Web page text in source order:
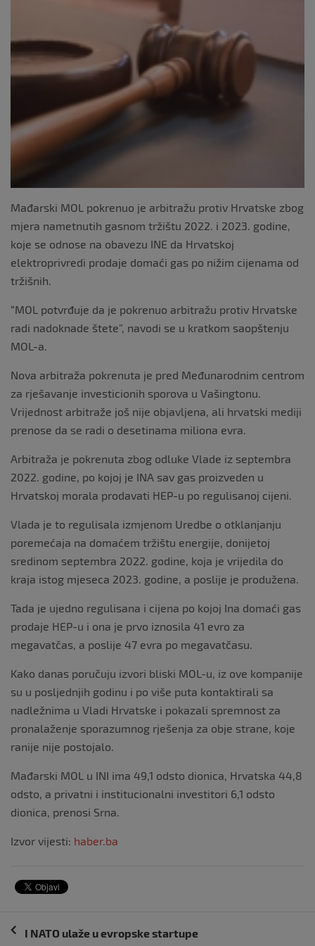
Mađarski MOL pokrenuo je arbitražu protiv Hrvatske zbog
mjera nametnutih gasnom tržištu 2022. i 2023. godine,
koje se odnose na obavezu INE da Hrvatskoj
elektroprivredi prodaje domaći gas po nižim cijenama od
tržišnih.
“MOL potvrđuje da je pokrenuo arbitražu protiv Hrvatske
radi nadoknade štete”, navodi se u kratkom saopštenju
MOL-a.
Nova arbitraža pokrenuta je pred Međunarodnim centrom
za rješavanje investicionih sporova u Vašingtonu.
Vrijednost arbitraže još nije objavljena, ali hrvatski mediji
prenose da se radi o desetinama miliona evra.
Arbitraža je pokrenuta zbog odluke Vlade iz septembra
2022. godine, po kojoj je INA sav gas proizveden u
Hrvatskoj morala prodavati HEP-u po regulisanoj cijeni.
Vlada je to regulisala izmjenom Uredbe o otklanjanju
poremećaja na domaćem tržištu energije, donijetoj
sredinom septembra 2022. godine, koja je vrijedila do
kraja istog mjeseca 2023. godine, a poslije je produžena.
Tada je ujedno regulisana i cijena po kojoj Ina domaći gas
prodaje HEP-u i ona je prvo iznosila 41 evro za
megavatčas, a poslije 47 evra po megavatčasu.
Kako danas poručuju izvori bliski MOL-u, iz ove kompanije
su u posljednjih godinu i po više puta kontaktirali sa
nadležnima u Vladi Hrvatske i pokazali spremnost za
pronalaženje sporazumnog rješenja za obje strane, koje
ranije nije postojalo.
Mađarski MOL u INI ima 49,1 odsto dionica, Hrvatska 44,8
odsto, a privatni i institucionalni investitori 6,1 odsto
dionica, prenosi Srna.
Izvor vijesti: haber.ba
Navigacija
I NATO ulaže u evropske startupe